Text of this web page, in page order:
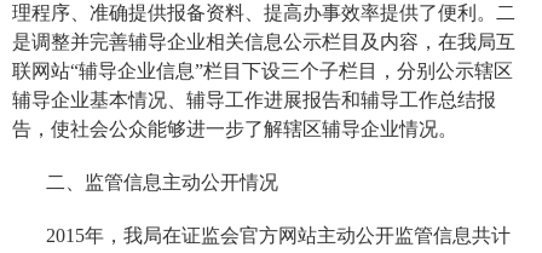
理程序、准确提供报备资料、提高办事效率提供了便利。二
是调整并完善辅导企业相关信息公示栏目及内容，在我局互
联网站“辅导企业信息”栏目下设三个子栏目，分别公示辖区
辅导企业基本情况、辅导工作进展报告和辅导工作总结报
告，使社会公众能够进一步了解辖区辅导企业情况。
二、监管信息主动公开情况
2015年，我局在证监会官方网站主动公开监管信息共计